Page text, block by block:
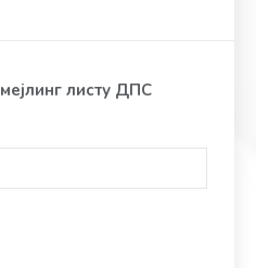
мејлинг листу ДПС